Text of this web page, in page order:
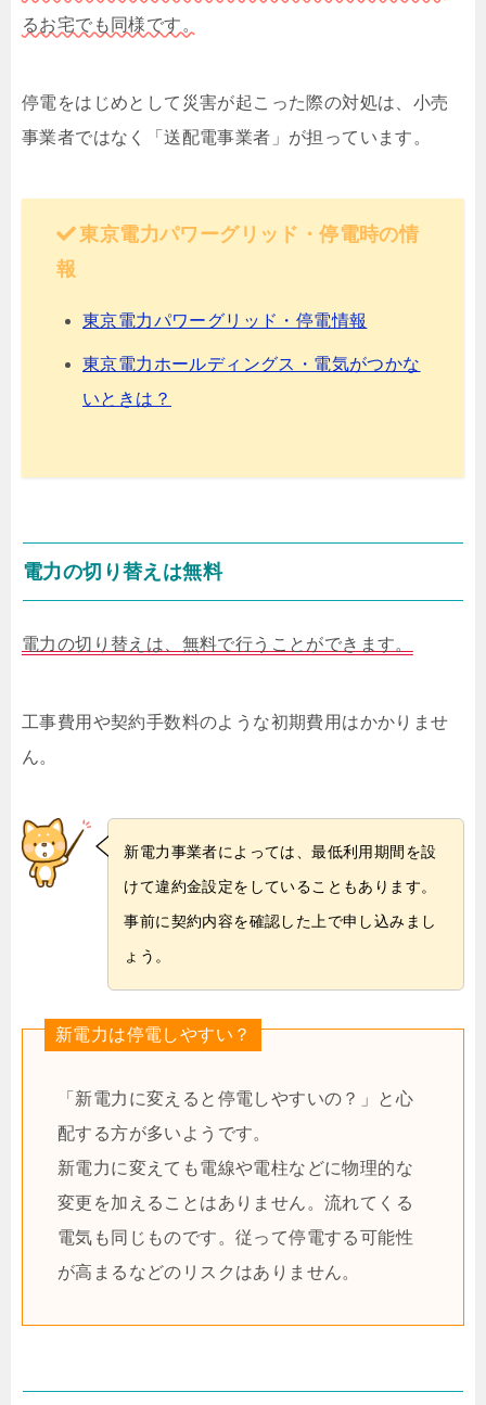
るお宅でも同様です。
停電をはじめとして災害が起こった際の対処は、小売
事業者ではなく「送配電事業者」が担っています。
東京電力パワーグリッド・停電時の情
報
東京電力パワーグリッド・停電情報
東京電力ホールディングス・電気がつかな
いときは？
電力の切り替えは無料
電力の切り替えは、無料で行うことができます。
工事費用や契約手数料のような初期費用はかかりませ
ん。
新電力事業者によっては、最低利用期間を設
けて違約金設定をしていることもあります。
事前に契約内容を確認した上で申し込みまし
ょう。
新電力は停電しやすい？
「新電力に変えると停電しやすいの？」と心
配する方が多いようです。
新電力に変えても電線や電柱などに物理的な
変更を加えることはありません。流れてくる
電気も同じものです。従って停電する可能性
が高まるなどのリスクはありません。